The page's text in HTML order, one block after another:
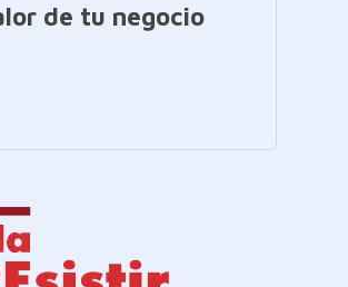
de tu negocio